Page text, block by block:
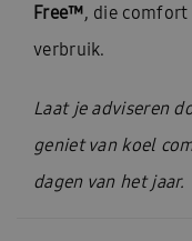
Free™, die
verbruik.
Laat je adviseren
geniet van koel
dagen van het jaar.